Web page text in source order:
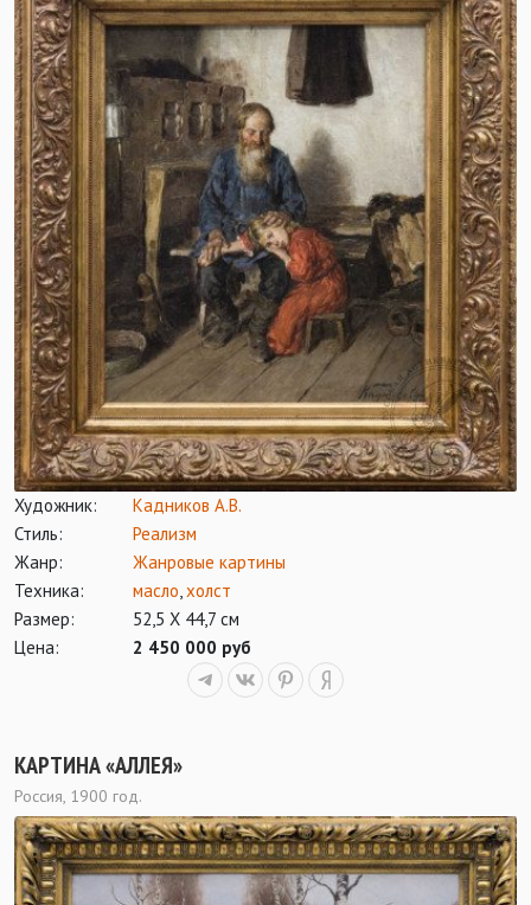
Художник:
Кадников А.В.
Стиль:
Реализм
Жанр:
Жанровые картины
Техника:
масло холст
Размер:
52,5 Х 44,7 см
Цена:
2 450 000 руб
КАРТИНА «АЛЛЕЯ»
Россия, 1900 год.